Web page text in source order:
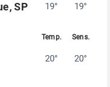
SP 19° 19°
20° 20°